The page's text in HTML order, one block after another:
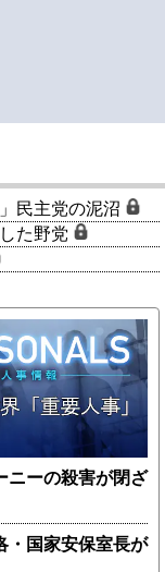
民主党の泥沼
た野党
ニーの殺害が閉ざ
・国家安保室長が